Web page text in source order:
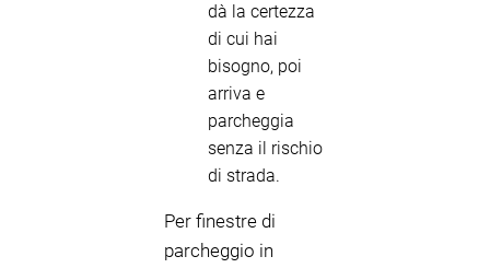
dà la certezza
di cui hai
bisogno, poi
arriva e
parcheggia
senza il rischio
di strada.
Per finestre di
parcheggio in